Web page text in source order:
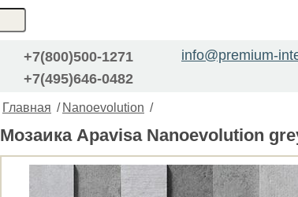
+7(800)500-1271
+7(495)646-0482
info@premium-
Главная / Nanoevolution /
Мозаика Apavisa Nanoevolution